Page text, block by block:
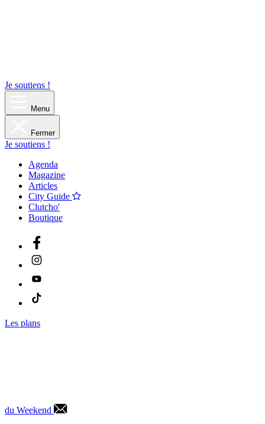
Je soutiens !
Menu
Fermer
Je soutiens !
Agenda
Magazine
Articles
City Guide
Clutcho'
Boutique
Les plans
du Weekend